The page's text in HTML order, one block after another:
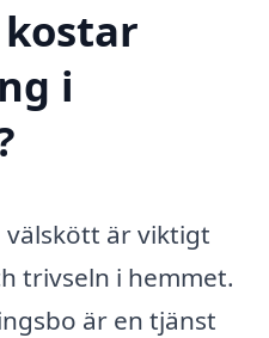
i
är viktigt
trivseln i hemmet.
är en tjänst